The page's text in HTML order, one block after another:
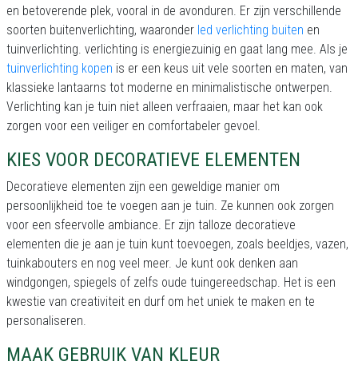
en betoverende plek, vooral in de avonduren. Er zijn verschillende
soorten buitenverlichting, waaronder led verlichting buiten en
tuinverlichting. verlichting is energiezuinig en gaat lang mee. Als je
tuinverlichting kopen is er een keus uit vele soorten en maten, van
klassieke lantaarns tot moderne en minimalistische ontwerpen.
Verlichting kan je tuin niet alleen verfraaien, maar het kan ook
zorgen voor een veiliger en comfortabeler gevoel.
KIES VOOR DECORATIEVE ELEMENTEN
Decoratieve elementen zijn een geweldige manier om
persoonlijkheid toe te voegen aan je tuin. Ze kunnen ook zorgen
voor een sfeervolle ambiance. Er zijn talloze decoratieve
elementen die je aan je tuin kunt toevoegen, zoals beeldjes, vazen,
tuinkabouters en nog veel meer. Je kunt ook denken aan
windgongen, spiegels of zelfs oude tuingereedschap. Het is een
kwestie van creativiteit en durf om het uniek te maken en te
personaliseren.
MAAK GEBRUIK VAN KLEUR